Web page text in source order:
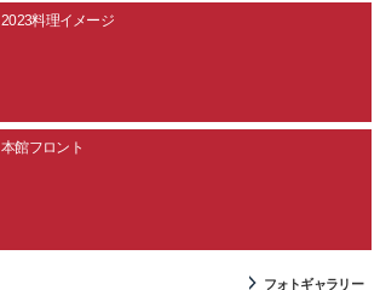
2023料理イメージ
本館フロント
フォトギャラリー